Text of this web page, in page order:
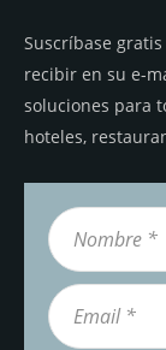
Suscríbase
recibir en su e-
soluciones para
hoteles,